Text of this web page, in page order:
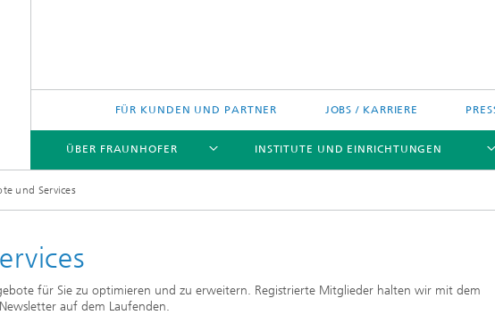
FÜR KUNDEN UND PARTNER JOBS / KARRIERE
ÜBER FRAUNHOFER
Politische Positionen
INSTITUTE UND EINRICHTUNGEN
Europa
Hightech Agenda Deutschland
und Services
für Sie zu optimieren und zu erweitern. Registrierte Mitglieder halten wir mit dem
auf dem Laufenden.